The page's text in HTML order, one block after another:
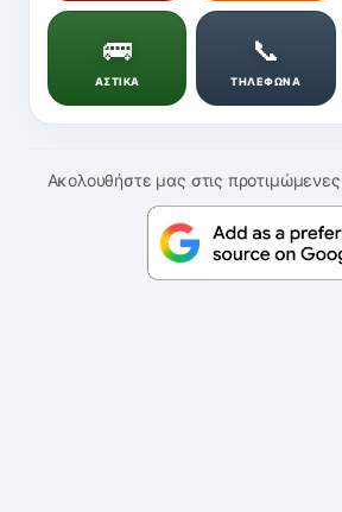
🚌
ΑΣΤΙΚΑ
📞
ΤΗΛΕΦΩΝΑ
Ακολουθήστε μας στις